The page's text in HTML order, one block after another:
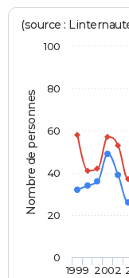
Nombre de personnes
(source :
1999 2002
0
20
40
60
80
100